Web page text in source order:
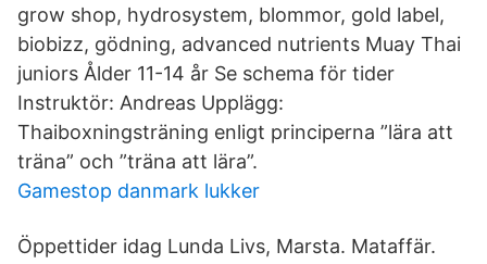
grow shop, hydrosystem, blommor, gold label,
biobizz, gödning, advanced nutrients Muay Thai
juniors Ålder 11-14 år Se schema för tider
Instruktör: Andreas Upplägg:
Thaiboxningsträning enligt principerna ”lära att
träna” och ”träna att lära”.
Gamestop danmark lukker
Öppettider idag Lunda Livs, Marsta. Mataffär.